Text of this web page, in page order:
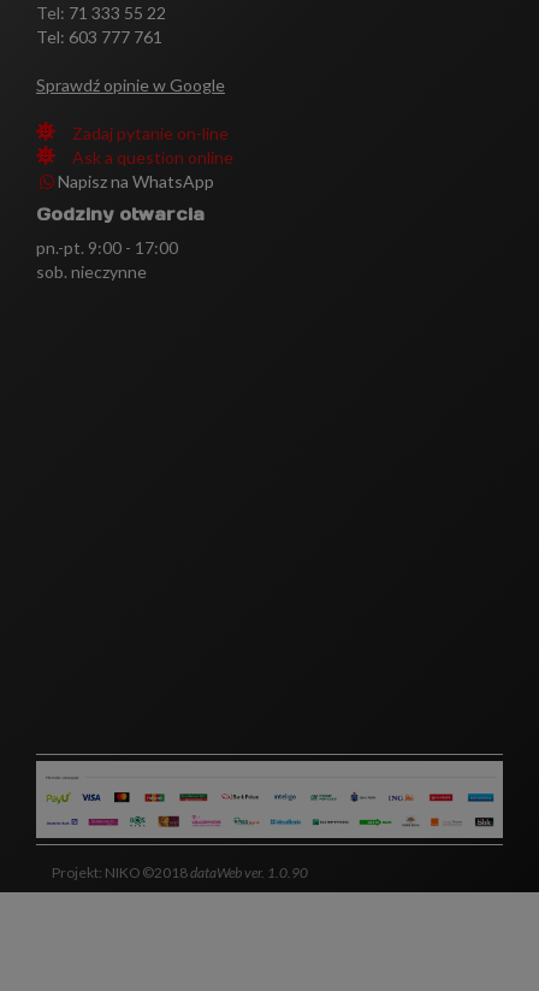
Tel: 71 333 55 22
Tel: 603 777 761
Sprawdź opinie w Google
Zadaj pytanie on-line
Ask a question online
Napisz na WhatsApp
Godziny otwarcia
pn.-pt. 9:00 - 17:00
sob. nieczynne
Projekt: NIKO ©2018dataWeb ver. 1.0.90